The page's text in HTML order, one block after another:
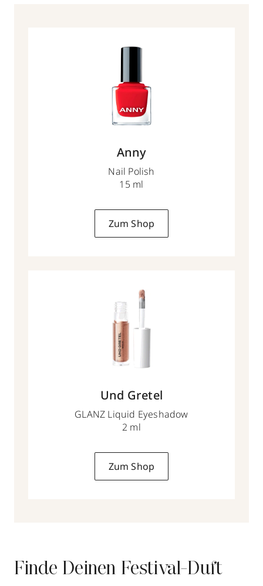
Anny
Nail Polish
15 ml
Zum Shop
Und Gretel
GLANZ Liquid Eyeshadow
2 ml
Zum Shop
Finde Deinen Festival-Duft